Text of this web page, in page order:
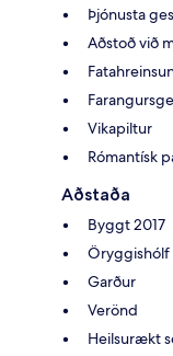
Þjónusta
Aðstoð við
Vikapiltur
Rómantísk
Aðstaða
Byggt 2017
Öryggishólf
Garður
Verönd
Heilsurækt